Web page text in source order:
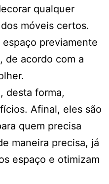
qualquer
móveis certos.
previamente
de acordo com a
desta forma,
Afinal, eles são
quem precisa
maneira precisa, já
espaço e otimizam